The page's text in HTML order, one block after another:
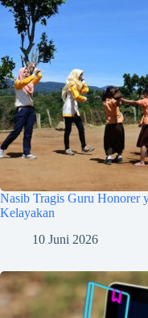
Nasib Tragis Guru Honorer
Kelayakan
10 Juni 2026